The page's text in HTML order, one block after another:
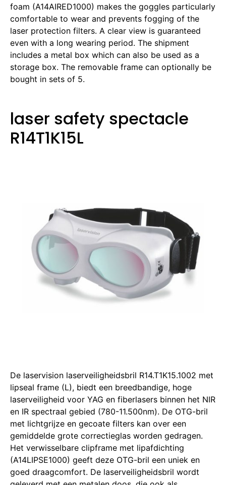
foam (A14AIRED1000) makes the goggles particularly
comfortable to wear and prevents fogging of the
laser protection filters. A clear view is guaranteed
even with a long wearing period. The shipment
includes a metal box which can also be used as a
storage box. The removable frame can optionally be
bought in sets of 5.
laser safety spectacle
R14T1K15L
De laservision laserveiligheidsbril R14.T1K15.1002 met
lipseal frame (L), biedt een breedbandige, hoge
laserveiligheid voor YAG en fiberlasers binnen het NIR
en IR spectraal gebied (780-11.500nm). De OTG-bril
met lichtgrijze en gecoate filters kan over een
gemiddelde grote correctieglas worden gedragen.
Het verwisselbare clipframe met lipafdichting
(A14LIPSE1000) geeft deze OTG-bril een uniek en
goed draagcomfort. De laserveiligheidsbril wordt